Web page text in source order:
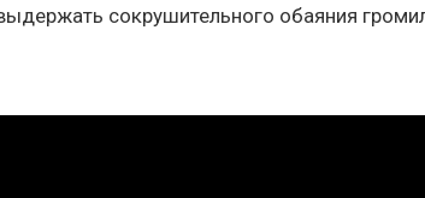
сокрушительного обаяния